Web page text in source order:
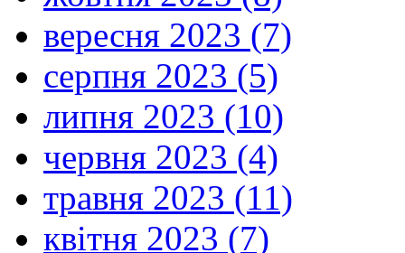
вересня 2023 (7)
серпня 2023 (5)
липня 2023 (10)
червня 2023 (4)
травня 2023 (11)
квітня 2023 (7)